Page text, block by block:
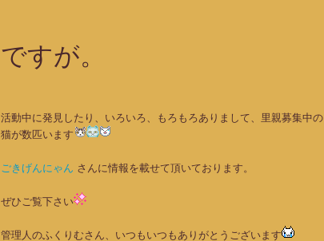
ですが。
活動中に発見したり、いろいろ、もろもろありまして、里親募集中の
猫が数匹います
ごきげんにゃん さんに情報を載せて頂いております。
ぜひご覧下さい
管理人のふくりむさん、いつもいつもありがとうございます